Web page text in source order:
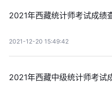
2021年西藏统计师考试成绩
2021-12-20 15:49:42
2021年西藏中级统计师考试